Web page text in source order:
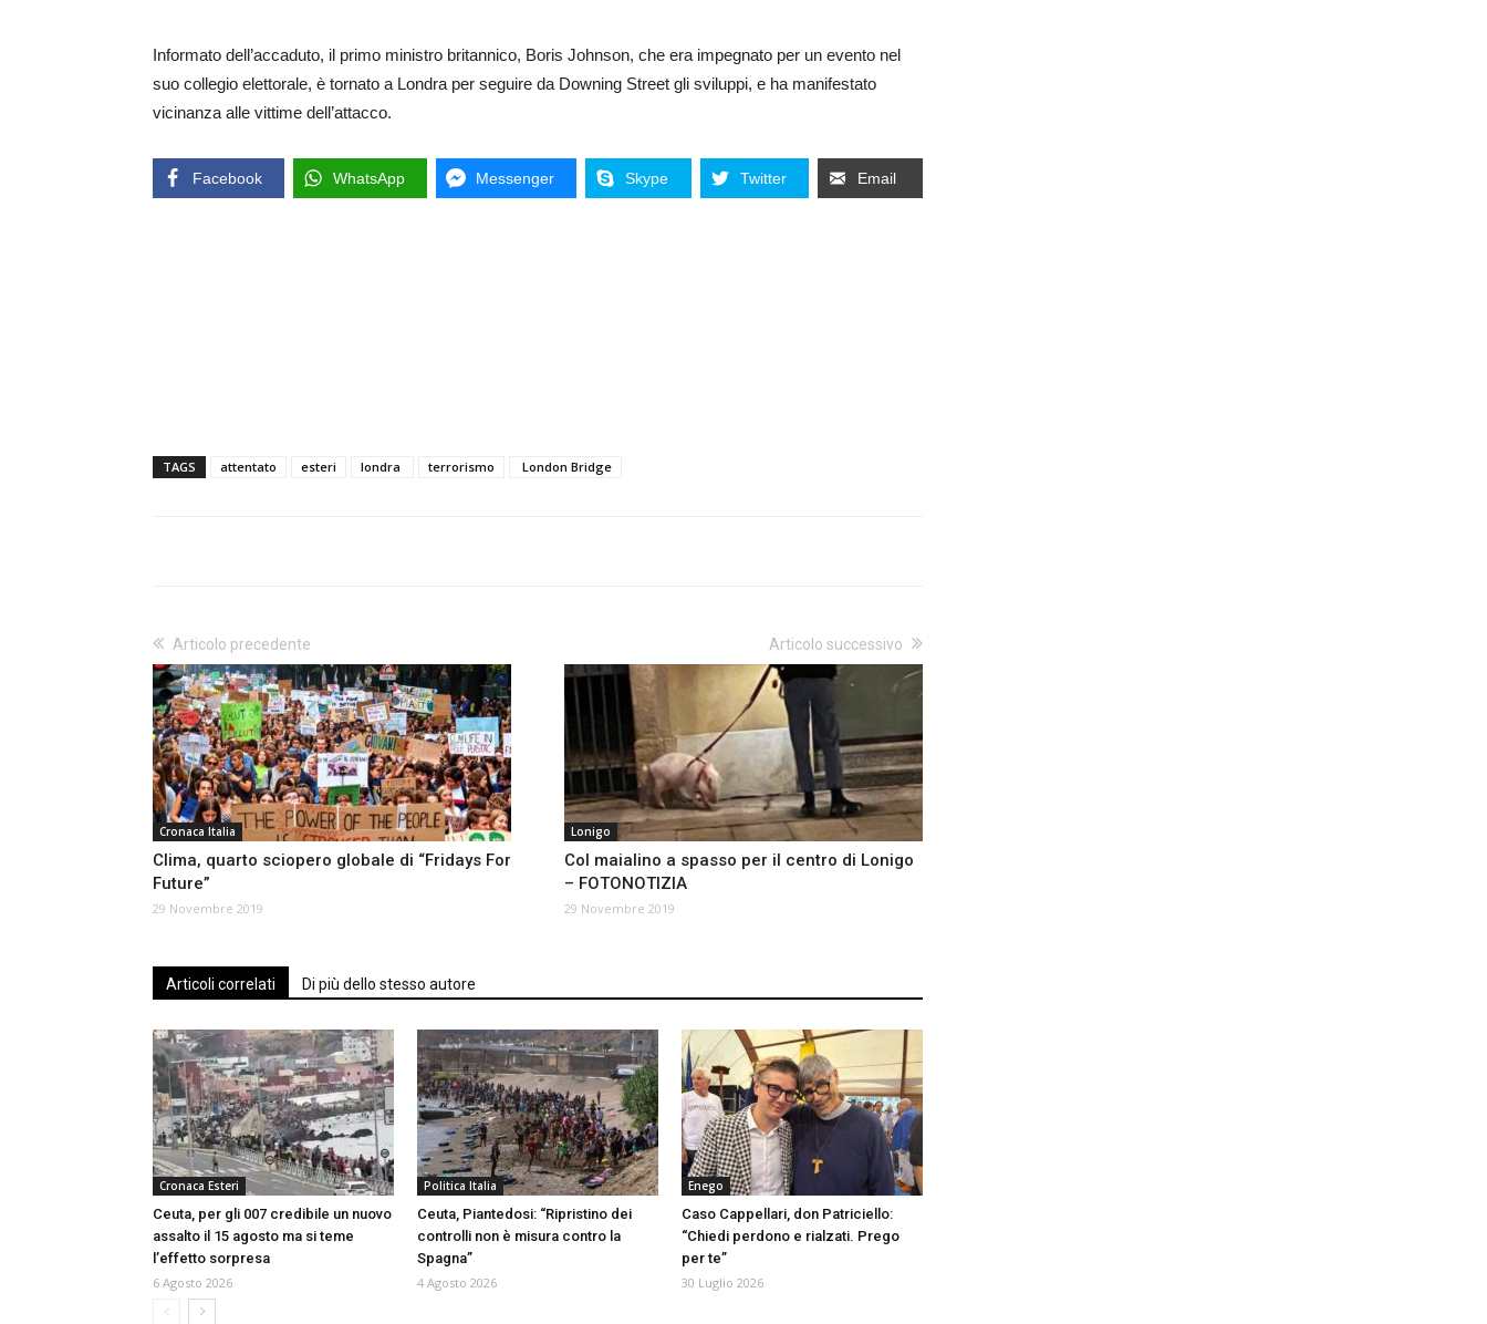
Informato dell’accaduto, il primo ministro britannico, Boris Johnson, che era impegnato per un evento nel
suo collegio elettorale, è tornato a Londra per seguire da Downing Street gli sviluppi, e ha manifestato
vicinanza alle vittime dell’attacco.
Facebook WhatsApp Messenger Skype Twitter Email
TAGS attentato esteri londra terrorismo London Bridge
Articolo precedente
Cronaca Italia
Clima, quarto sciopero globale di “Fridays For
Future”
29 Novembre 2019
Articolo successivo
Lonigo
Col maialino a spasso per il centro di Lonigo
– FOTONOTIZIA
29 Novembre 2019
Articoli correlati Di più dello stesso autore
Cronaca Esteri
Ceuta, per gli 007 credibile un nuovo
assalto il 15 agosto ma si teme
l’effetto sorpresa
6 Agosto 2026
Politica Italia
Ceuta, Piantedosi: “Ripristino dei
controlli non è misura contro la
Spagna”
4 Agosto 2026
Enego
Caso Cappellari, don Patriciello:
“Chiedi perdono e rialzati. Prego
per te”
30 Luglio 2026